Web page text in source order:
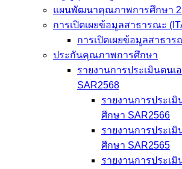
แผนพัฒนาคุณภาพการศึกษา
การเปิดเผยข้อมูลสาธารณะ
การเปิดเผยข้อมูลสาธาร
ประกันคุณภาพการศึกษา
รายงานการประเมินตน
SAR2568
รายงานการประเ
ศึกษา SAR2566
รายงานการประเ
ศึกษา SAR2565
รายงานการประเ